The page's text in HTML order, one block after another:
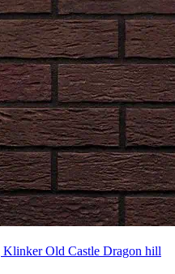
Old Castle Dragon hill